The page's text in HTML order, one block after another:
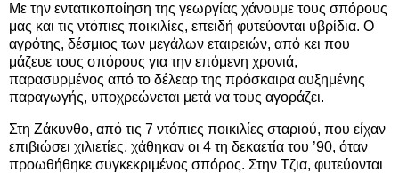
Με την εντατικοποίηση της γεωργίας χάνουμε τους σπόρους
μας και τις ντόπιες ποικιλίες, επειδή φυτεύονται υβρίδια. Ο
αγρότης, δέσμιος των μεγάλων εταιρειών, από κει που
μάζευε τους σπόρους για την επόμενη χρονιά,
παρασυρμένος από το δέλεαρ της πρόσκαιρα αυξημένης
παραγωγής, υποχρεώνεται μετά να τους αγοράζει.
Στη Ζάκυνθο, από τις 7 ντόπιες ποικιλίες σταριού, που είχαν
επιβιώσει χιλιετίες, χάθηκαν οι 4 τη δεκαετία του ’90, όταν
προωθήθηκε συγκεκριμένος σπόρος. Στην Τζια, φυτεύονται